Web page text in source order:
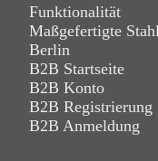
Funktionalität
Maßgefertigte
Berlin
B2B Startseite
B2B Konto
B2B Registrierung
B2B Anmeldung